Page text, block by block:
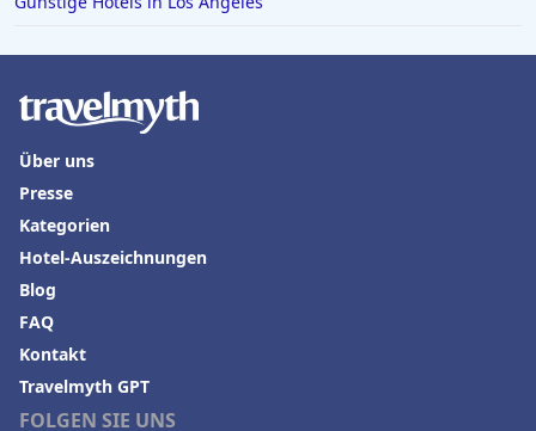
FOLGEN SIE UNS
Über uns
Presse
Kategorien
Hotel-Auszeichnungen
Blog
FAQ
Kontakt
Travelmyth GPT